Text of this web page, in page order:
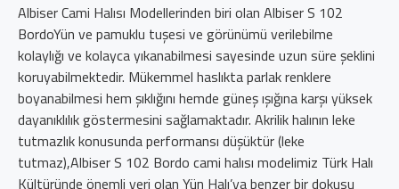
Albiser Cami Halısı Modellerinden biri olan Albiser S 102
BordoYün ve pamuklu tuşesi ve görünümü verilebilme
kolaylığı ve kolayca yıkanabilmesi sayesinde uzun süre şeklini
koruyabilmektedir. Mükemmel haslıkta parlak renklere
boyanabilmesi hem şıklığını hemde güneş ışığına karşı yüksek
dayanıklılık göstermesini sağlamaktadır. Akrilik halının leke
tutmazlık konusunda performansı düşüktür (leke
tutmaz),Albiser S 102 Bordo cami halısı modelimiz Türk Halı
Kültüründe önemli yeri olan Yün Halı’ya benzer bir dokusu